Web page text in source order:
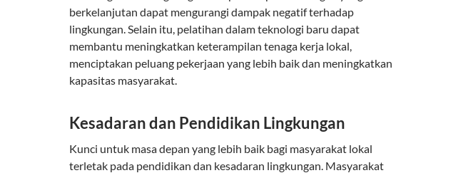
berkelanjutan dapat mengurangi dampak negatif terhadap
lingkungan. Selain itu, pelatihan dalam teknologi baru dapat
membantu meningkatkan keterampilan tenaga kerja lokal,
menciptakan peluang pekerjaan yang lebih baik dan meningkatkan
kapasitas masyarakat.
Kesadaran dan Pendidikan Lingkungan
Kunci untuk masa depan yang lebih baik bagi masyarakat lokal
terletak pada pendidikan dan kesadaran lingkungan. Masyarakat